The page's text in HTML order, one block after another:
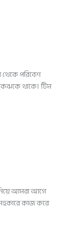
থেকে পরিবেশ
থাকে। টিম
আমরা আগে
কাজ করে